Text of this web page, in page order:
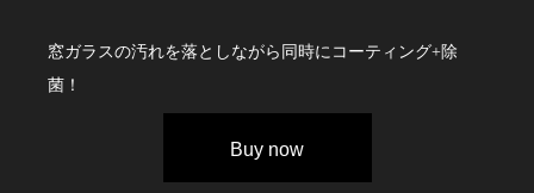
窓ガラスの汚れを落としながら同時にコーティング+除
菌！
Buy now